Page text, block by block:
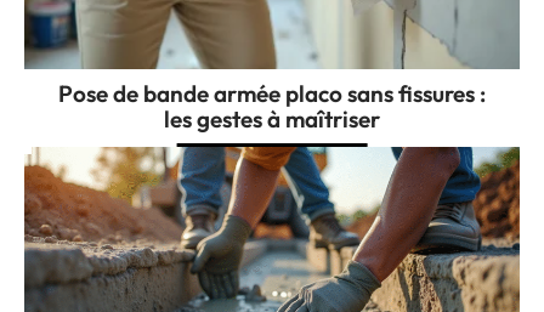
Pose de bande armée placo sans fissures :
les gestes à maîtriser